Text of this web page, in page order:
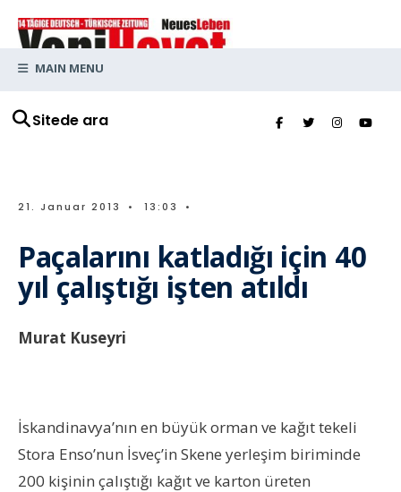
Sitede ara
MAIN MENU
21. Januar 2013 • 13:03 •
Paçalarını katladığı için 40
yıl çalıştığı işten atıldı
Murat Kuseyri
İskandinavya’nın en büyük orman ve kağıt tekeli
Stora Enso’nun İsveç’in Skene yerleşim biriminde
200 kişinin çalıştığı kağıt ve karton üreten